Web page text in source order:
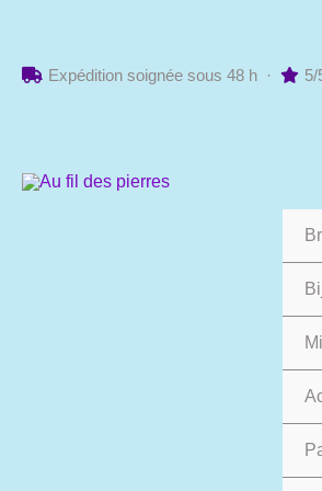
contenuExpédition soignée sous 48 h · 5/